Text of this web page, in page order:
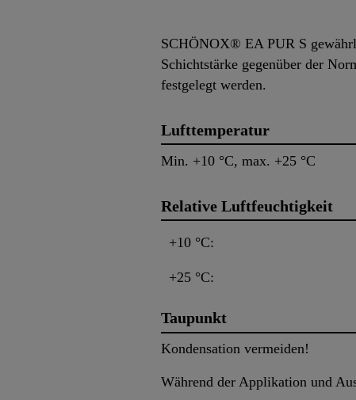
SCHÖNOX® EA PUR S
Schichtstärke gegenüber der
festgelegt werden.
Lufttemperatur
Min. +10 °C, max. +25 °C
Relative Luftfeuchtigkeit
+10 °C:
+25 °C:
Taupunkt
Kondensation vermeiden!
Während der Applikation und